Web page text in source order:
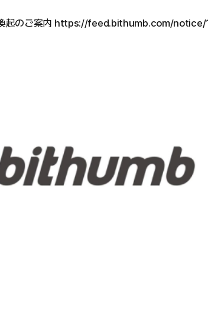
喚起のご案内 https://feed.bithumb.com/